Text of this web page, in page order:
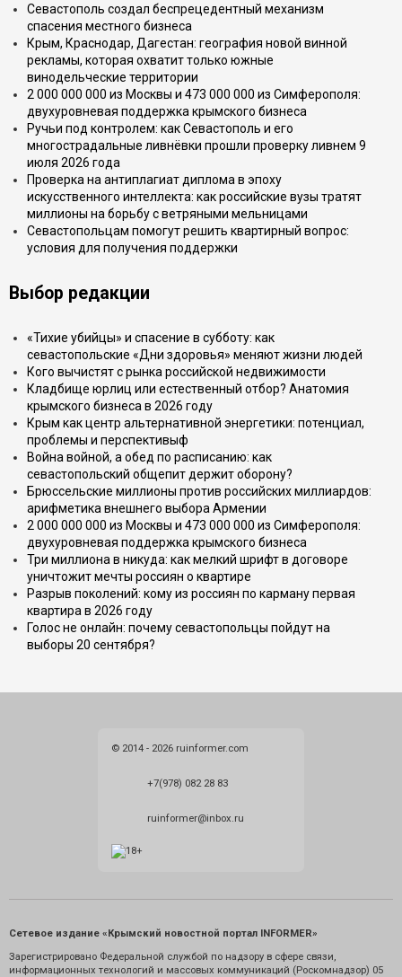
Севастополь создал беспрецедентный механизм
спасения местного бизнеса
Крым, Краснодар, Дагестан: география новой винной
рекламы, которая охватит только южные
винодельческие территории
2 000 000 000 из Москвы и 473 000 000 из Симферополя:
двухуровневая поддержка крымского бизнеса
Ручьи под контролем: как Севастополь и его
многострадальные ливнёвки прошли проверку ливнем 9
июля 2026 года
Проверка на антиплагиат диплома в эпоху
искусственного интеллекта: как российские вузы тратят
миллионы на борьбу с ветряными мельницами
Севастопольцам помогут решить квартирный вопрос:
условия для получения поддержки
Выбор редакции
«Тихие убийцы» и спасение в субботу: как
севастопольские «Дни здоровья» меняют жизни людей
Кого вычистят с рынка российской недвижимости
Кладбище юрлиц или естественный отбор? Анатомия
крымского бизнеса в 2026 году
Крым как центр альтернативной энергетики: потенциал,
проблемы и перспективыф
Война войной, а обед по расписанию: как
севастопольский общепит держит оборону?
Брюссельские миллионы против российских миллиардов:
арифметика внешнего выбора Армении
2 000 000 000 из Москвы и 473 000 000 из Симферополя:
двухуровневая поддержка крымского бизнеса
Три миллиона в никуда: как мелкий шрифт в договоре
уничтожит мечты россиян о квартире
Разрыв поколений: кому из россиян по карману первая
квартира в 2026 году
Голос не онлайн: почему севастопольцы пойдут на
выборы 20 сентября?
© 2014 - 2026 ruinformer.com
+7(978) 082 28 83
ruinformer@inbox.ru
Сетевое издание «Крымский новостной портал INFORMER»
Зарегистрировано Федеральной службой по надзору в сфере связи,
информационных технологий и массовых коммуникаций (Роскомнадзор) 05